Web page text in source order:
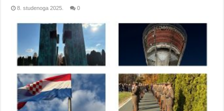
8. studenoga 2025. 0